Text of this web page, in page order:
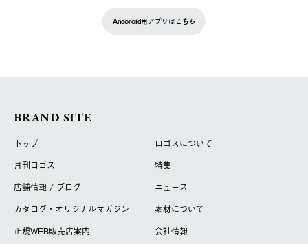
Andoroid用アプリはこちら
BRAND SITE
トップ
ロゴスについて
月刊ロゴス
特集
店舗情報 / ブログ
ニュース
カタログ・オリジナルマガジン
素材について
正規WEB販売店案内
会社情報